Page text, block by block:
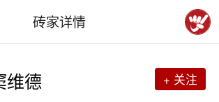
砖家详情
维德 + 关注